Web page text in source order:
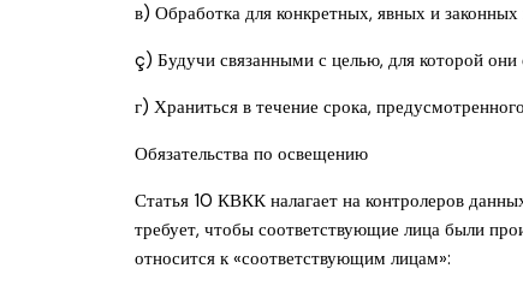
в) Обработка для конкретных, явных и законных
ç) Будучи связанными с целью, для которой
г) Храниться в течение срока,
Обязательства по освещению
Статья 10 КВКК налагает на контролеров
требует, чтобы соответствующие лица были
относится к «соответствующим лицам»: